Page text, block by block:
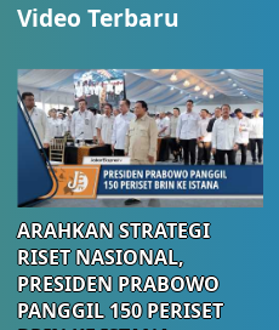
Video Terbaru
ARAHKAN STRATEGI
RISET NASIONAL,
PRESIDEN PRABOWO
PANGGIL 150 PERISET